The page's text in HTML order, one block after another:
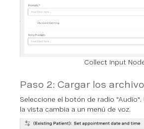
Collect Input
Paso 2: Cargar los
Seleccione el botón de radio "Audio".
la vista cambia a un menú de voz.